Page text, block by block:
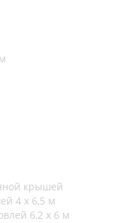
крышей
4 х 6,5 м
6,2 х 6 м